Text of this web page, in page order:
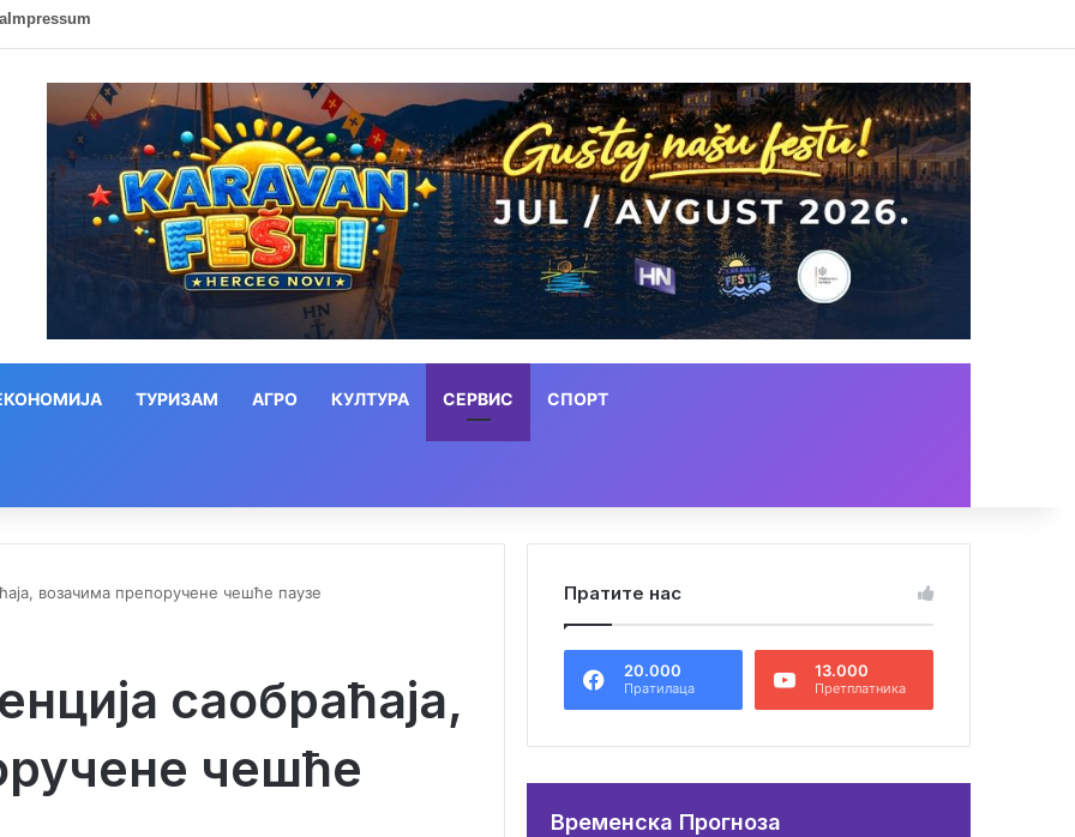
Impressum
ТУРИЗАМ АГРО КУЛТУРА СЕРВИС СПОРТ
возачима препоручене чешће паузе
саобраћаја,
чешће
Пратите нас
20.000
Пратилаца
13.000
Претплатника
Временска Прогноза